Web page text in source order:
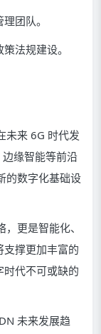
团队。
法规建设。
未来 6G 时代发
缘智能等前沿
的数字化基础设
更是智能化、
支撑更加丰富的
代不可或缺的
未来发展趋